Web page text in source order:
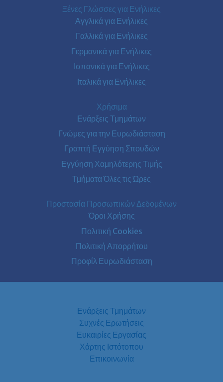
Ξένες Γλώσσες για Ενήλικες
Αγγλικά για Ενήλικες
Γαλλικά για Ενήλικες
Γερμανικά για Ενήλικες
Ισπανικά για Ενήλικες
Ιταλικά για Ενήλικες
Χρήσιμα
Ενάρξεις Τμημάτων
Γνώμες για την Ευρωδιάσταση
Γραπτή Εγγύηση Σπουδών
Εγγύηση Χαμηλότερης Τιμής
Τμήματα Όλες τις Ώρες
Προστασία Προσωπικών Δεδομένων
Όροι Χρήσης
Πολιτική Cookies
Πολιτική Απορρήτου
Προφίλ Ευρωδιάσταση
Ενάρξεις Τμημάτων
Συχνές Ερωτήσεις
Ευκαιρίες Εργασίας
Χάρτης Ιστότοπου
Επικοινωνία